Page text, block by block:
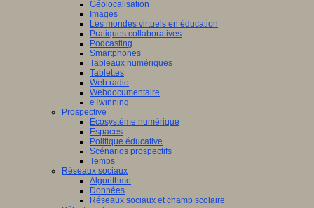
Géolocalisation
Images
Les mondes virtuels en éducation
Pratiques collaboratives
Podcasting
Smartphones
Tableaux numériques
Tablettes
Web radio
Webdocumentaire
eTwinning
Prospective
Ecosystème numérique
Espaces
Politique éducative
Scénarios prospectifs
Temps
Réseaux sociaux
Algorithme
Données
Réseaux sociaux et champ scolaire